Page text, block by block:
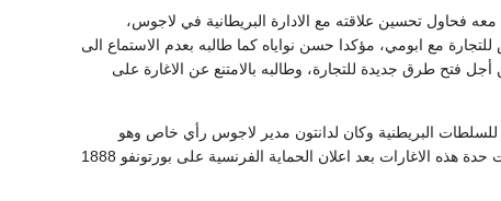
معه فحاول تحسين علاقته مع الادارة البريطانية في لاجوس،
من لاجوس للتجارة مع ابومي، مؤكدا حسن نواياه كما طالبه بعدم الاستماع الى
وذلك من أجل فتح طرق جديدة للتجارة، وطالبه بالامتنع عن الاغارة على
للسلطات البريطنية وكان لدانتون مدير لاجوس رأي خاص وهو
ضرورة خلع توفا ملك بورتونوفو، لأن اغارات جليجليه لن تنتهي ما دام نوفا في الحكم (3). وقد ازدادت حدة هذه الاغارات بعد اعلان الحماية الفرنسية على بورتونفو 1888